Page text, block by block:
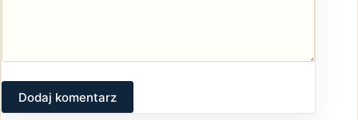
Dodaj komentarz